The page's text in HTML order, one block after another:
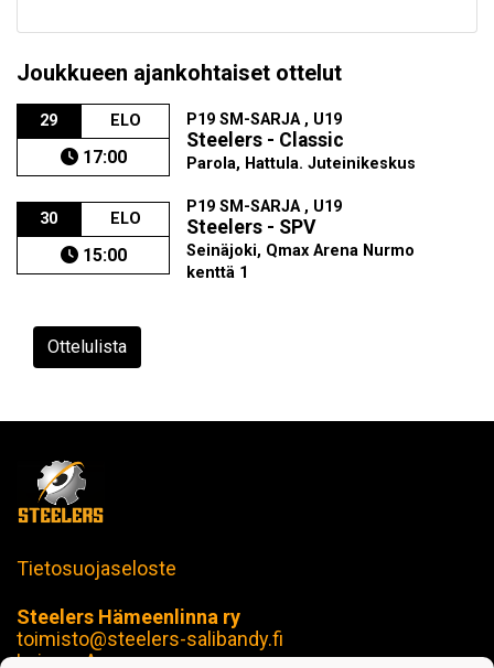
Joukkueen ajankohtaiset ottelut
29 ELO
17:00
P19 SM-SARJA , U19
Steelers - Classic
Parola, Hattula. Juteinikeskus
30 ELO
15:00
P19 SM-SARJA , U19
Steelers - SPV
Seinäjoki, Qmax Arena Nurmo
kenttä 1
Ottelulista
Tietosuojaseloste
Steelers Hämeenlinna ry
toimisto@steelers-salibandy.fi
Loimua Areena